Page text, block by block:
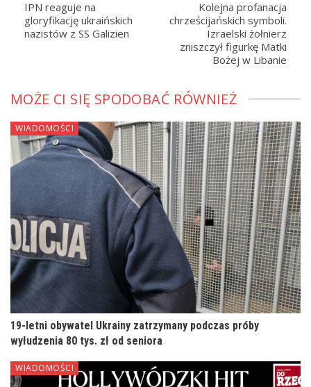
IPN reaguje na
gloryfikację ukraińskich
nazistów z SS Galizien
Kolejna profanacja
chrześcijańskich symboli.
Izraelski żołnierz
zniszczył figurkę Matki
Bożej w Libanie
MOŻE CI SIĘ SPODOBAĆ RÓWNIEŻ
WIADOMOŚCI
19-letni obywatel Ukrainy zatrzymany podczas próby
wyłudzenia 80 tys. zł od seniora
WIADOMOŚCI